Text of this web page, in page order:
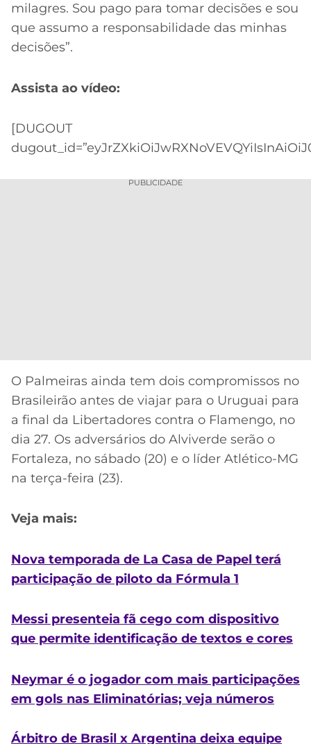
milagres. Sou pago para tomar decisões e sou
que assumo a responsabilidade das minhas
decisões”.
Assista ao vídeo:
[DUGOUT
PUBLICIDADE
O Palmeiras ainda tem dois compromissos no
Brasileirão antes de viajar para o Uruguai para
a final da Libertadores contra o Flamengo, no
dia 27. Os adversários do Alviverde serão o
Fortaleza, no sábado (20) e o líder Atlético-MG
na terça-feira (23).
Veja mais:
Nova temporada de La Casa de Papel terá
participação de piloto da Fórmula 1
Messi presenteia fã cego com dispositivo
que permite identificação de textos e cores
Neymar é o jogador com mais participações
em gols nas Eliminatórias; veja números
Árbitro de Brasil x Argentina deixa equipe